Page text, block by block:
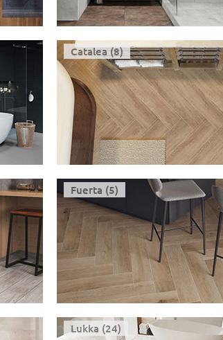
Catalea (8)
Fuerta (5)
Lukka (24)